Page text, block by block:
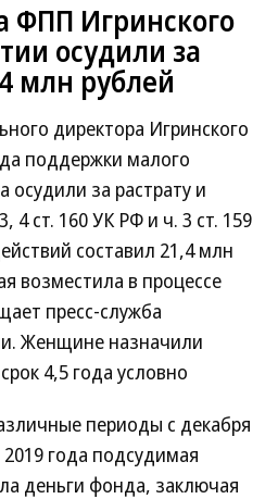
ФПП Игринского
осудили за
млн рублей
директора Игринского
поддержки малого
осудили за растрату и
4 ст. 160 УК РФ и ч. 3 ст. 159
составил 21,4 млн
возместила в процессе
пресс-служба
Женщине назначили
4,5 года условно
периоды с декабря
года подсудимая
деньги фонда, заключая